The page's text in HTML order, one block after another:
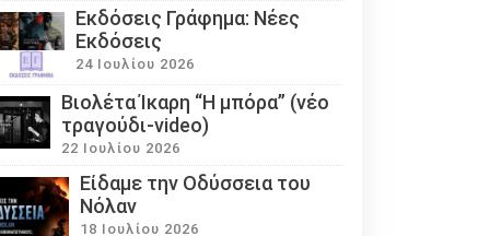
Εκδόσεις Γράφημα: Νέες
Εκδόσεις
24 Ιουλίου 2026
Βιολέτα Ίκαρη “Η μπόρα” (νέο
τραγούδι-video)
22 Ιουλίου 2026
Eίδαμε την Οδύσσεια του
Νόλαν
18 Ιουλίου 2026